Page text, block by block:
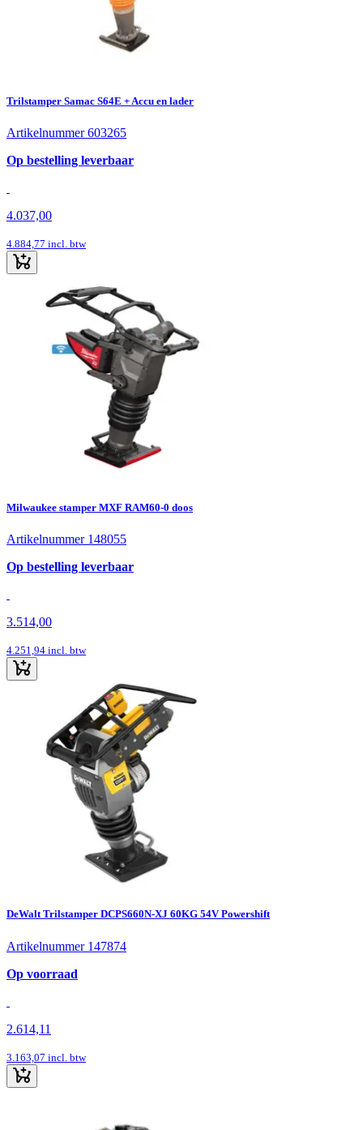
Trilstamper Samac S64E + Accu en lader
Artikelnummer 603265
Op bestelling leverbaar
4.037,00
4.884,77 incl. btw
Milwaukee stamper MXF RAM60-0 doos
Artikelnummer 148055
Op bestelling leverbaar
3.514,00
4.251,94 incl. btw
DeWalt Trilstamper DCPS660N-XJ 60KG 54V Powershift
Artikelnummer 147874
Op voorraad
2.614,11
3.163,07 incl. btw